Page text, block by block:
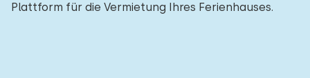
Plattform für die Vermietung Ihres Ferienhauses.